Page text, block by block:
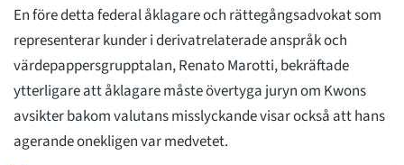
En före detta federal åklagare och rättegångsadvokat som
representerar kunder i derivatrelaterade anspråk och
värdepappersgrupptalan, Renato Marotti, bekräftade
ytterligare att åklagare måste övertyga juryn om Kwons
avsikter bakom valutans misslyckande visar också att hans
agerande onekligen var medvetet.